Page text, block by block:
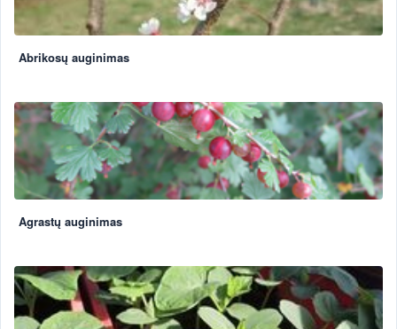
Abrikosų auginimas
Agrastų auginimas